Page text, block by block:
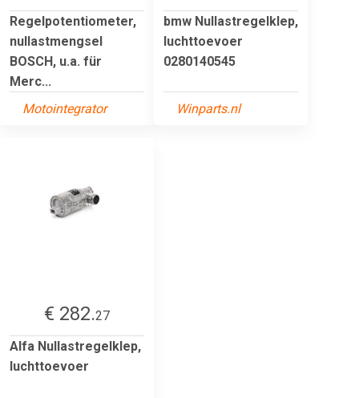
Regelpotentiometer,
nullastmengsel
BOSCH, u.a. für
Merc...
Motointegrator
bmw Nullastregelklep,
luchttoevoer
0280140545
Winparts.nl
€ 282.27
Alfa Nullastregelklep,
luchttoevoer